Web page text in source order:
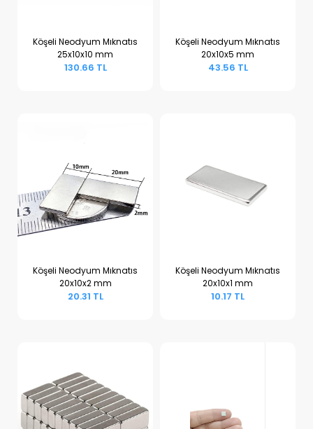
Sepete Ekle
Köşeli Neodyum Mıknatıs
25x10x10 mm
130.66 TL
Sepete Ekle
Köşeli Neodyum Mıknatıs
20x10x5 mm
43.56 TL
Sepete Ekle
Köşeli Neodyum Mıknatıs
20x10x2 mm
20.31 TL
Sepete Ekle
Köşeli Neodyum Mıknatıs
20x10x1 mm
10.17 TL